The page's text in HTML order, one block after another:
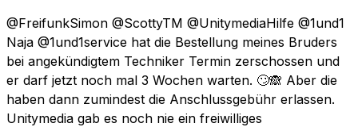
@FreifunkSimon @ScottyTM @UnitymediaHilfe @1und1
Naja @1und1service hat die Bestellung meines Bruders
bei angekündigtem Techniker Termin zerschossen und
er darf jetzt noch mal 3 Wochen warten. 🙄🙈 Aber die
haben dann zumindest die Anschlussgebühr erlassen.
Unitymedia gab es noch nie ein freiwilliges